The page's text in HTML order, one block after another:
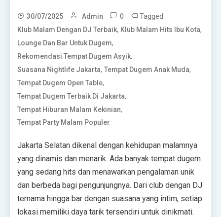
30/07/2025 Admin 0 Tagged
Klub Malam Dengan DJ Terbaik, Klub Malam Hits Ibu Kota,
Lounge Dan Bar Untuk Dugem,
Rekomendasi Tempat Dugem Asyik,
Suasana Nightlife Jakarta,Tempat Dugem Anak Muda,
Tempat Dugem Open Table,
Tempat Dugem Terbaik Di Jakarta,
Tempat Hiburan Malam Kekinian,
Tempat Party Malam Populer
Jakarta Selatan dikenal dengan kehidupan malamnya
yang dinamis dan menarik. Ada banyak tempat dugem
yang sedang hits dan menawarkan pengalaman unik
dan berbeda bagi pengunjungnya. Dari club dengan DJ
ternama hingga bar dengan suasana yang intim, setiap
lokasi memiliki daya tarik tersendiri untuk dinikmati.